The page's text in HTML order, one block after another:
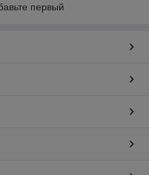
первый